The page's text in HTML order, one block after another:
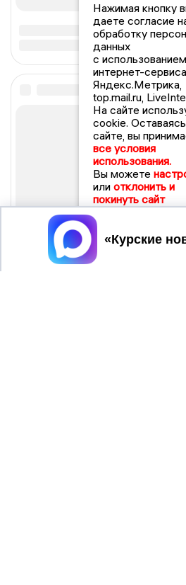
Нажимая кнопку
даете согласие
обработку
данных
с использованием
интернет-сервиса
Яндекс.Метрика,
top.mail.ru,
На сайте
cookie.
сайте, вы
все условия
использования.
Вы можете
или отклонить и
покинуть сайт
Принять